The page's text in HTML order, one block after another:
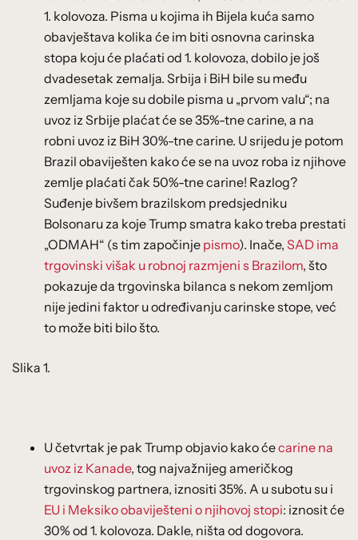
1. kolovoza. Pisma u kojima ih Bijela kuća samo
obavještava kolika će im biti osnovna carinska
stopa koju će plaćati od 1. kolovoza, dobilo je još
dvadesetak zemalja. Srbija i BiH bile su među
zemljama koje su dobile pisma u „prvom valu“; na
uvoz iz Srbije plaćat će se 35%-tne carine, a na
robni uvoz iz BiH 30%-tne carine. U srijedu je potom
Brazil obaviješten kako će se na uvoz roba iz njihove
zemlje plaćati čak 50%-tne carine! Razlog?
Suđenje bivšem brazilskom predsjedniku
Bolsonaru za koje Trump smatra kako treba prestati
„ODMAH“ (s tim započinje pismo). Inače, SAD ima
trgovinski višak u robnoj razmjeni s Brazilom, što
pokazuje da trgovinska bilanca s nekom zemljom
nije jedini faktor u određivanju carinske stope, već
to može biti bilo što.
Slika 1.
U četvrtak je pak Trump objavio kako ćecarine na
uvoz iz Kanade, tog najvažnijeg američkog
trgovinskog partnera, iznositi 35%. A u subotu su i
EU i Meksiko obaviješteni o njihovoj stopi: iznosit će
30% od 1. kolovoza. Dakle, ništa od dogovora.